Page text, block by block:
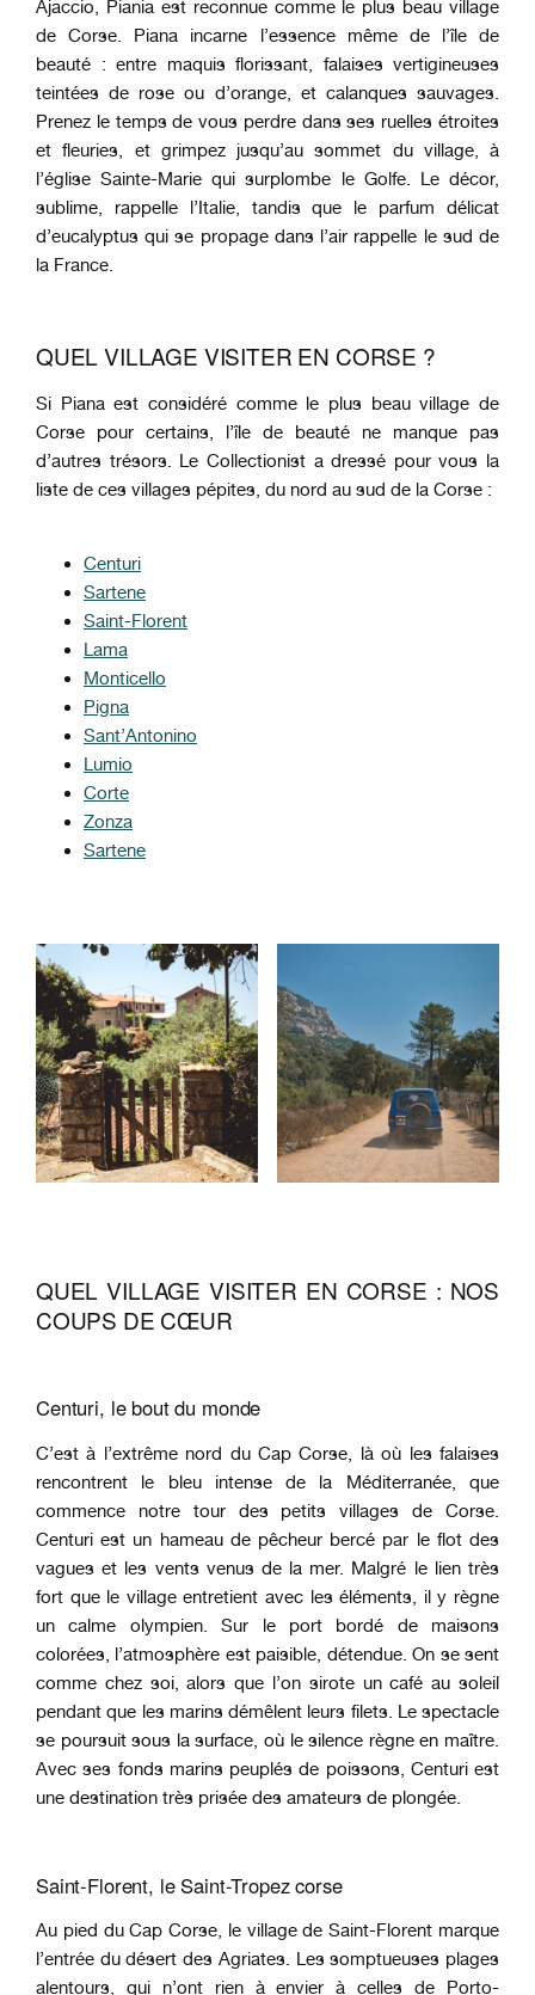
Ajaccio, Piania est reconnue comme le plus beau village
de Corse. Piana incarne l’essence même de l’île de
beauté : entre maquis florissant, falaises vertigineuses
teintées de rose ou d’orange, et calanques sauvages.
Prenez le temps de vous perdre dans ses ruelles étroites
et fleuries, et grimpez jusqu’au sommet du village, à
l’église Sainte-Marie qui surplombe le Golfe. Le décor,
sublime, rappelle l’Italie, tandis que le parfum délicat
d’eucalyptus qui se propage dans l’air rappelle le sud de
la France.
QUEL VILLAGE VISITER EN CORSE ?
Si Piana est considéré comme le plus beau village de
Corse pour certains, l’île de beauté ne manque pas
d’autres trésors. Le Collectionist a dressé pour vous la
liste de ces villages pépites, du nord au sud de la Corse :
Centuri
Sartene
Saint-Florent
Lama
Monticello
Pigna
Sant’Antonino
Lumio
Corte
Zonza
Sartene
QUEL VILLAGE VISITER EN CORSE : NOS
COUPS DE CŒUR
Centuri, le bout du monde
C’est à l’extrême nord du Cap Corse, là où les falaises
rencontrent le bleu intense de la Méditerranée, que
commence notre tour des petits villages de Corse.
Centuri est un hameau de pêcheur bercé par le flot des
vagues et les vents venus de la mer. Malgré le lien très
fort que le village entretient avec les éléments, il y règne
un calme olympien. Sur le port bordé de maisons
colorées, l’atmosphère est paisible, détendue. On se sent
comme chez soi, alors que l’on sirote un café au soleil
pendant que les marins démêlent leurs filets. Le spectacle
se poursuit sous la surface, où le silence règne en maître.
Avec ses fonds marins peuplés de poissons, Centuri est
une destination très prisée des amateurs de plongée.
Saint-Florent, le Saint-Tropez corse
Au pied du Cap Corse, le village de Saint-Florent marque
l’entrée du désert des Agriates. Les somptueuses plages
alentours, qui n’ont rien à envier à celles de Porto-